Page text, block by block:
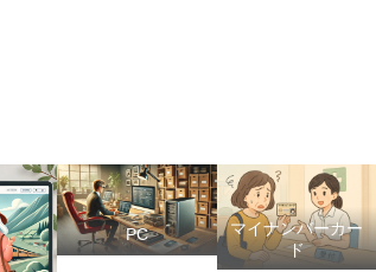
PC
マイナンバーカー
ド